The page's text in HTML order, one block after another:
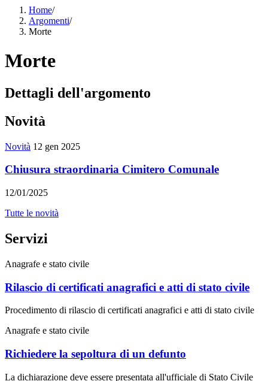
Home/
Argomenti/
Morte
Morte
Dettagli dell'argomento
Novità
Novità 12 gen 2025
Chiusura straordinaria Cimitero Comunale
12/01/2025
Tutte le novità
Servizi
Anagrafe e stato civile
Rilascio di certificati anagrafici e atti di stato civile
Procedimento di rilascio di certificati anagrafici e atti di stato civile
Anagrafe e stato civile
Richiedere la sepoltura di un defunto
La dichiarazione deve essere presentata all'ufficiale di Stato Civile